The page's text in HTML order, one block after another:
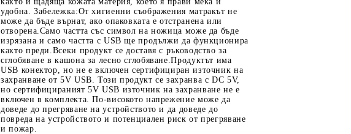
удобна. Забележка:От хигиенни съображения матракът не
може да бъде върнат, ако опаковката е отстранена или
отворена.Само частта със символ на ножица може да бъде
изрязана и само частта с USB ще продължи да функционира
както преди.Всеки продукт се доставя с ръководство за
сглобяване в кашона за лесно сглобяване.Продуктът има
USB конектор, но не е включен сертифициран източник на
захранване от 5V USB. Този продукт се захранва с DC 5V,
но сертифицираният 5V USB източник на захранване не е
включен в комплекта. По-високото напрежение може да
доведе до прегряване на устройството и да доведе до
повреда на устройството и потенциален риск от прегряване
и пожар.